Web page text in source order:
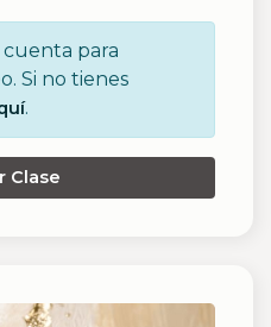
para
Si no tienes
.
Clase